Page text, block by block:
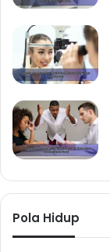
Pola Hidup